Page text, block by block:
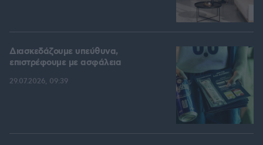
Διασκεδάζουμε υπεύθυνα,
επιστρέφουμε με ασφάλεια
29.07.2026, 09:39